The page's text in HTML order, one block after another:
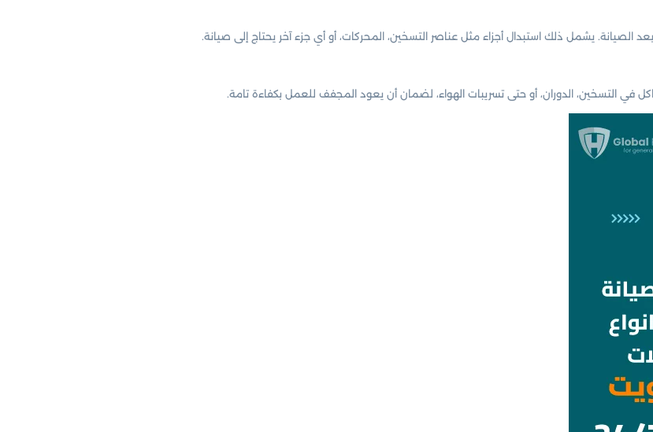
يشمل ذلك استبدال أجزاء مثل عناصر التسخين، المحركات، أو أي جزء آخر يحتاج إلى صيانة.
في التسخين، الدوران، أو حتى تسريبات الهواء، لضمان أن يعود المجفف للعمل بكفاءة تامة.